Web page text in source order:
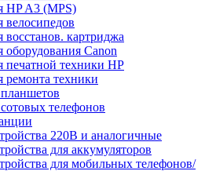
HP A3 (MPS)
велосипедов
восстанов. картриджа
оборудования Canon
печатной техники HP
ремонта техники
телефонов
220В и аналогичные
для аккумуляторов
для мобильных телефонов/